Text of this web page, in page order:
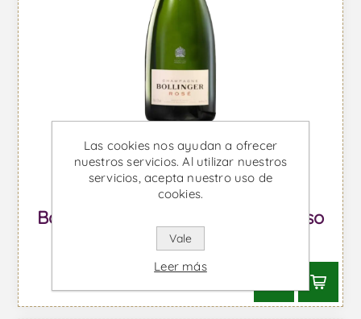
Bollinger Rosado - Vino Espumoso
Desde €90,77 IVA incl.
Las cookies nos ayudan a ofrecer
nuestros servicios. Al utilizar nuestros
servicios, acepta nuestro uso de
cookies.
Vale
Leer más